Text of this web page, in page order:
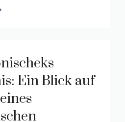
Ein Blick auf